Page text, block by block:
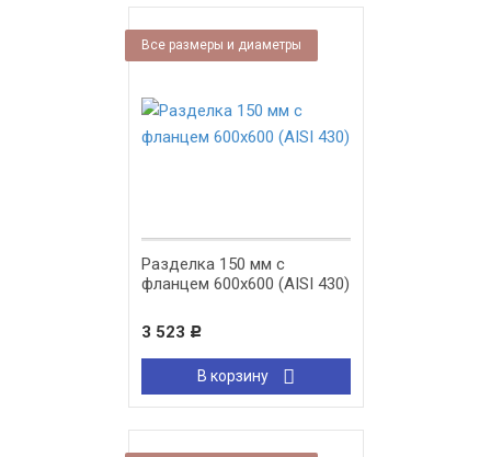
Все размеры и диаметры
Разделка 150 мм с
фланцем 600х600 (AISI 430)
3 523 Р
В корзину